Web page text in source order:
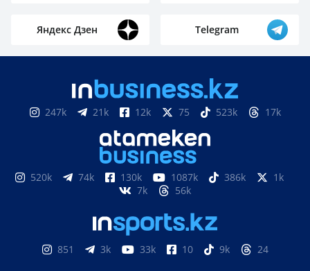
Яндекс Дзен Telegram
247k 21k 12k 75 523k 17k
520k 74k 130k 1087k 386k
1k
7k
56k
851 3k 33k 10 9k 24